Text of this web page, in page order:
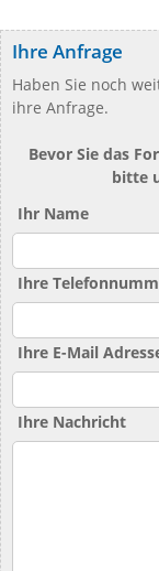
Ihre Anfrage
Haben Sie noch
ihre Anfrage.
Bevor Sie das
bitte
Ihr Name
Ihre
Ihre E-Mail
Ihre Nachricht